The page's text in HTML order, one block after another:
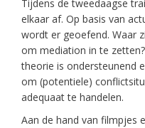
Tijdens de tweedaagse
elkaar af. Op basis van
wordt er geoefend. Waar
om mediation in te
theorie is ondersteunend
om (potentiele)
adequaat te handelen.
Aan de hand van filmpjes